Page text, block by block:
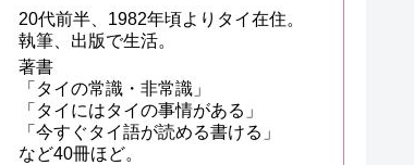
20代前半、1982年頃よりタイ在住。
執筆、出版で生活。
著書
「タイの常識・非常識」
「タイにはタイの事情がある」
「今すぐタイ語が読める書ける」
など40冊ほど。